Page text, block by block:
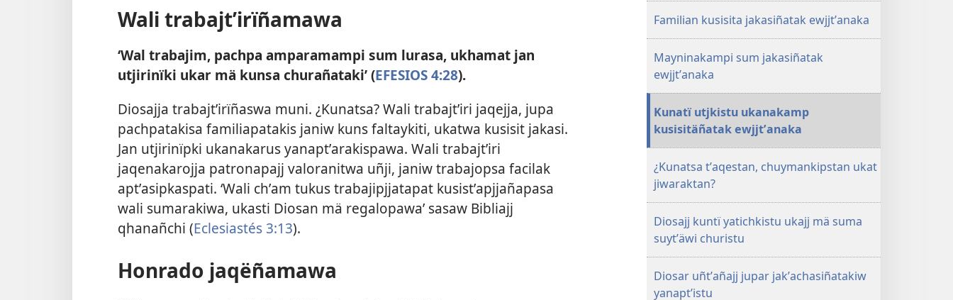
Wali trabajtʼirïñamawa
‘Wal trabajim, pachpa amparamampi sum lurasa, ukhamat jan
utjirinïki ukar mä kunsa churañataki’ (EFESIOS 4:28).
Diosajja trabajtʼirïñaswa muni. ¿Kunatsa? Wali trabajtʼiri jaqejja, jupa
pachpatakisa familiapatakis janiw kuns faltaykiti, ukatwa kusisit jakasi.
Jan utjirinïpki ukanakarus yanaptʼarakispawa. Wali trabajtʼiri
jaqenakarojja patronapajj valoranitwa uñji, janiw trabajopsa facilak
aptʼasipkaspati. ‘Wali chʼam tukus trabajipjjatapat kusistʼapjjañapasa
wali sumarakiwa, ukasti Diosan mä regalopawa’ sasaw Bibliajj
qhanañchi (Eclesiastés 3:13).
Honrado jaqëñamawa
Familian kusisita jakasiñatak ewjjtʼanaka
Mayninakampi sum jakasiñatak
ewjjtʼanaka
Kunatï utjkistu ukanakamp
kusisitäñatak ewjjtʼanaka
¿Kunatsa tʼaqestan, chuymankipstan ukat
jiwaraktan?
Diosajj kuntï yatichkistu ukajj mä suma
suytʼäwi churistu
Diosar uñtʼañajj jupar jakʼachasiñatakiw
yanaptʼistu